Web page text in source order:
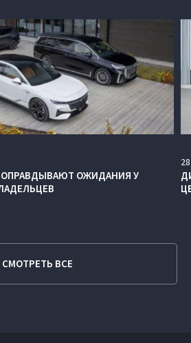
ОПРАВДЫВАЮТ ОЖИДАНИЯ У
28
СМОТРЕТЬ ВСЕ